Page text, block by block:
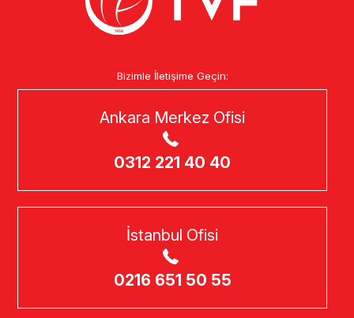
Bizimle İletişime Geçin:
Ankara Merkez Ofisi
0312 221 40 40
İstanbul Ofisi
0216 651 50 55